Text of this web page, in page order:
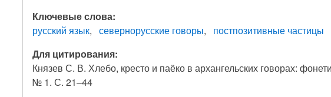
Ключевые слова:
русский язык
севернорусские говоры
постпозитивные частицы
Для цитирования:
Князев С. В. Хлебо, кресто и паёко в архангельских говорах:
№ 1. С. 21–44